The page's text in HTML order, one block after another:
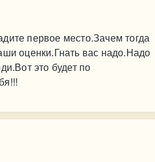
первое место.Зачем тогда
оценки.Гнать вас надо.Надо
это будет по